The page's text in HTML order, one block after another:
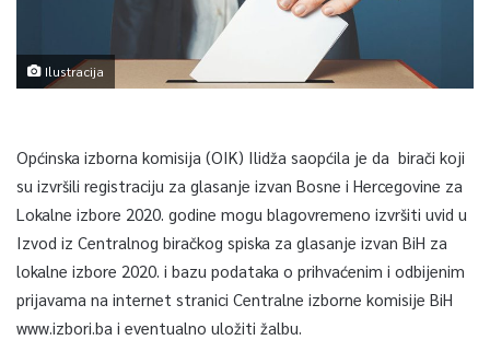
Ilustracija
Općinska izborna komisija (OIK) Ilidža saopćila je da birači koji
su izvršili registraciju za glasanje izvan Bosne i Hercegovine za
Lokalne izbore 2020. godine mogu blagovremeno izvršiti uvid u
Izvod iz Centralnog biračkog spiska za glasanje izvan BiH za
lokalne izbore 2020. i bazu podataka o prihvaćenim i odbijenim
prijavama na internet stranici Centralne izborne komisije BiH
www.izbori.ba i eventualno uložiti žalbu.